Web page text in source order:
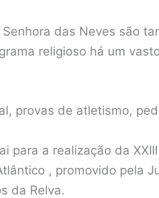
das Neves são
religioso há um
provas de atletismo,
para a realização da
, promovido pela
da Relva.